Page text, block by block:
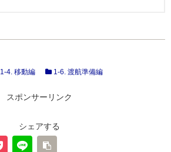
1-4. 移動編 1-6. 渡航準備編
スポンサーリンク
シェアする